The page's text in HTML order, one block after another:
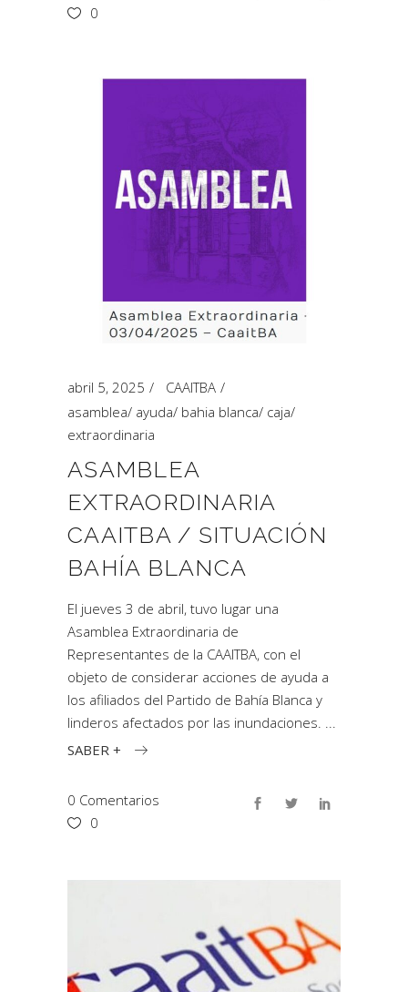
0
abril 5, 2025
CAAITBA
asamblea/ ayuda/ bahia blanca/ caja/
extraordinaria
ASAMBLEA
EXTRAORDINARIA
CAAITBA / SITUACIÓN
BAHÍA BLANCA
El jueves 3 de abril, tuvo lugar una
Asamblea Extraordinaria de
Representantes de la CAAITBA, con el
objeto de considerar acciones de ayuda a
los afiliados del Partido de Bahía Blanca y
linderos afectados por las inundaciones.
SABER +
0 Comentarios
0